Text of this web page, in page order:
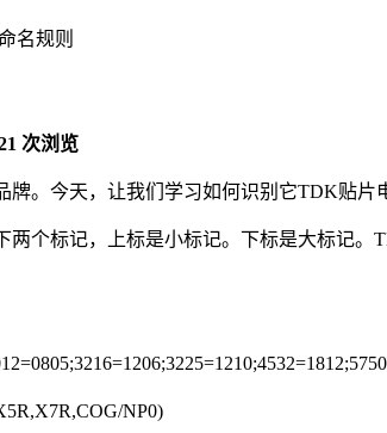
名规则
次浏览
。今天，让我们学习如何识别它TDK贴片
个标记，上标是小标记。下标是大标记
NP0)